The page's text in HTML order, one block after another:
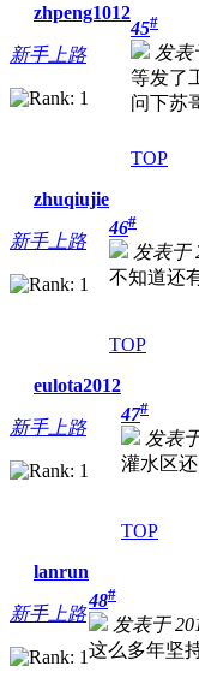
zhpeng1012
新手上路
45#
发表
等发了
问下苏
TOP
zhuqiujie
新手上路
46#
发表于
不知道还
TOP
eulota2012
新手上路
47#
发表
灌水区
TOP
lanrun
新手上路
48#
发表于
这么多年坚